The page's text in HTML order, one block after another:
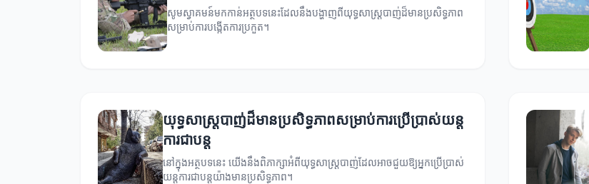
សូមស្វាគមន៍មកកាន់អត្ថបទនេះដែលនឹងបង្ហាញពីយុទ្ធសាស្ត្របាញ់ដ៏មានប្រសិទ្ធភាព
សម្រាប់ការបង្កើតការប្រកួត។
យុទ្ធសាស្ត្របាញ់ដ៏មានប្រសិទ្ធភាពសម្រាប់ការប្រើប្រាស់យន្ត
ការជាបន្ត
នៅក្នុងអត្ថបទនេះ យើងនឹងពិភាក្សាអំពីយុទ្ធសាស្ត្របាញ់ដែលអាចជួយឱ្យអ្នកប្រើប្រាស់
យន្តការជាបន្តយ៉ាងមានប្រសិទ្ធភាព។